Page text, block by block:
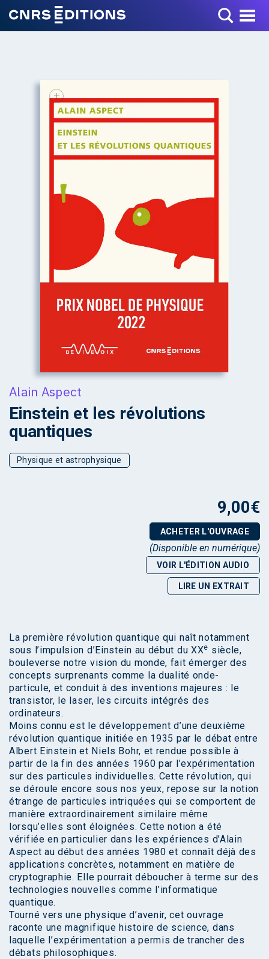
Toggle Menu
+
Alain Aspect
Einstein et les révolutions
quantiques
Physique et astrophysique
9,00€
ACHETER L'OUVRAGE
(Disponible en numérique)
VOIR L'ÉDITION AUDIO
LIRE UN EXTRAIT
La première révolution quantique qui naît notamment
sous l’impulsion d’Einstein au début du XXe siècle,
bouleverse notre vision du monde, fait émerger des
concepts surprenants comme la dualité onde-
particule, et conduit à des inventions majeures : le
transistor, le laser, les circuits intégrés des
ordinateurs.
Moins connu est le développement d’une deuxième
révolution quantique initiée en 1935 par le débat entre
Albert Einstein et Niels Bohr, et rendue possible à
partir de la fin des années 1960 par l’expérimentation
sur des particules individuelles. Cette révolution, qui
se déroule encore sous nos yeux, repose sur la notion
étrange de particules intriquées qui se comportent de
manière extraordinairement similaire même
lorsqu’elles sont éloignées. Cette notion a été
vérifiée en particulier dans les expériences d’Alain
Aspect au début des années 1980 et connaît déjà des
applications concrètes, notamment en matière de
cryptographie. Elle pourrait déboucher à terme sur des
technologies nouvelles comme l’informatique
quantique.
Tourné vers une physique d’avenir, cet ouvrage
raconte une magnifique histoire de science, dans
laquelle l’expérimentation a permis de trancher des
débats philosophiques.